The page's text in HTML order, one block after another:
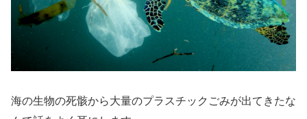
海の生物の死骸から大量のプラスチックごみが出てきたな